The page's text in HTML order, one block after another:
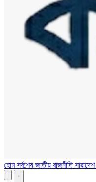
হোমসর্বশেষজাতীয় রাজনীতিসারাদেশ